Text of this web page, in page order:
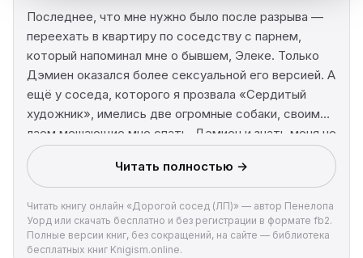
Последнее, что мне нужно было после разрыва —
переехать в квартиру по соседству с парнем,
который напоминал мне о бывшем, Элеке. Только
Дэмиен оказался более сексуальной его версией. А
ещё у соседа, которого я прозвала «Сердитый
художник», имелись две огромные собаки, своим
лаем мешающие мне спать. Дэмиен и знать меня не
желал. По крайне мере, так я считала, пока
однажды вечером не услышала смех, доносящийся
через дыру в стене моей спальни. Выяснилось, что
Дэмиен слышал все мои телефонные разговоры с
психотерапевтом и теперь знал мои самые
сокровенные тайны и уязвимые места. Мы с ним
Читать полностью →
Читать книгу онлайн «Дорогой сосед (ЛП)» — автор Пенелопа
Уорд или скачать бесплатно и без регистрации в формате fb2.
Полные версии книг, без сокращений, на сайте — библиотека
бесплатных книг Knigism.online.